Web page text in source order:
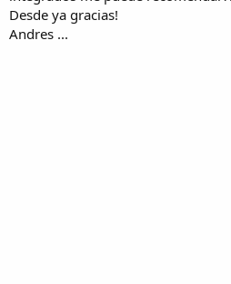
Desde ya gracias!
Andres ...